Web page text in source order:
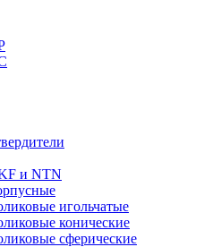
и NTN
игольчатые
конические
сферические